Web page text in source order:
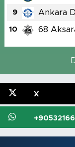
9 Ankara
10 68
X